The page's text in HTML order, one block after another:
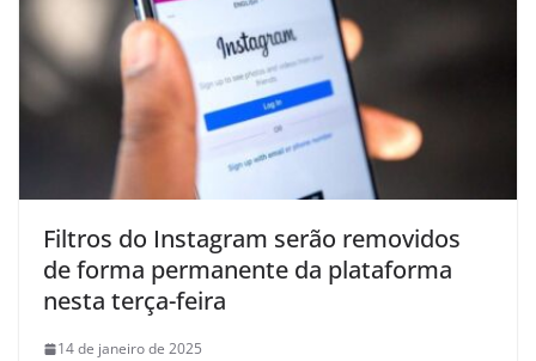
Filtros do Instagram serão removidos
de forma permanente da plataforma
nesta terça-feira
14 de janeiro de 2025